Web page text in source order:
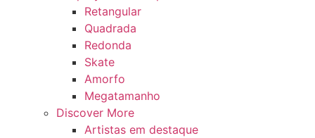
Retangular
Quadrada
Redonda
Skate
Amorfo
Megatamanho
Discover More
Artistas em destaque